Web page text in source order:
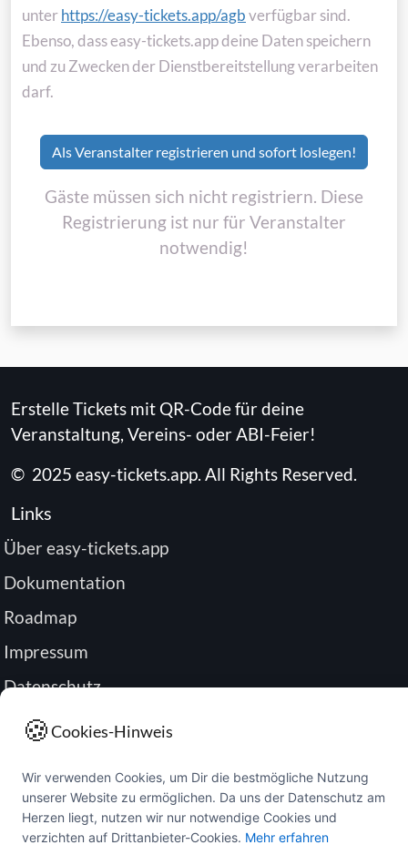
unterhttps://easy-tickets.app/agbverfügbar sind.
Ebenso, dass easy-tickets.app deine Daten speichern
und zu Zwecken der Dienstbereitstellung verarbeiten
darf.
Als Veranstalter registrieren und sofort loslegen!
Gäste müssen sich nicht registriern. Diese
Registrierung ist nur für Veranstalter
notwendig!
Erstelle Tickets mit QR-Code für deine
Veranstaltung, Vereins- oder ABI-Feier!
© 2025 easy-tickets.app. All Rights Reserved.
Links
Über easy-tickets.app
Dokumentation
Roadmap
Impressum
Datenschutz
Passwort zurücksetzen
🍪Cookies-Hinweis
Wir verwenden Cookies, um Dir die bestmögliche Nutzung
unserer Website zu ermöglichen. Da uns der Datenschutz am
Herzen liegt, nutzen wir nur notwendige Cookies und
verzichten auf Drittanbieter-Cookies. Mehr erfahren